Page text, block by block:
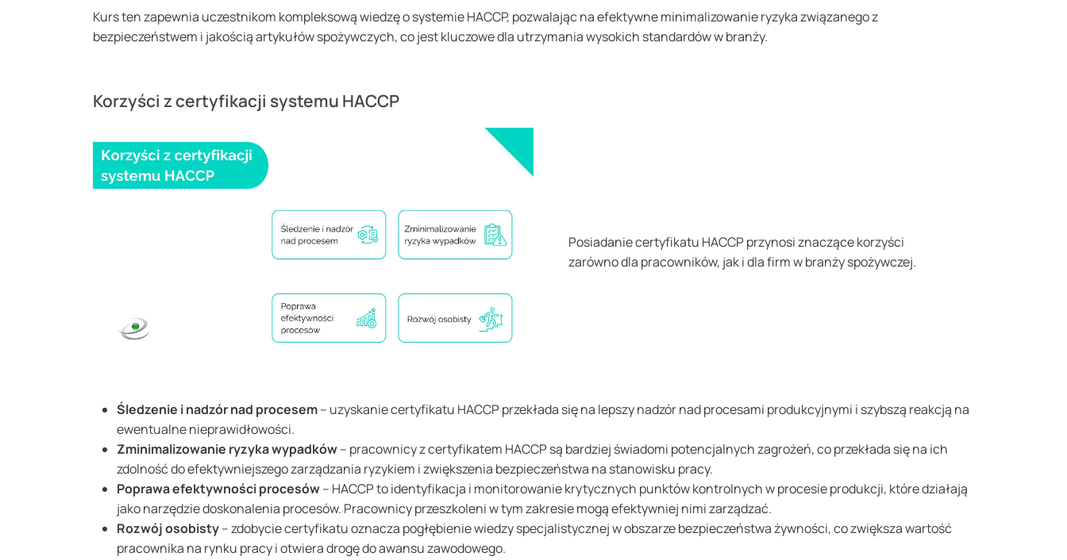
Kurs ten zapewnia uczestnikom kompleksową wiedzę o systemie HACCP, pozwalając na efektywne minimalizowanie ryzyka związanego z
bezpieczeństwem i jakością artykułów spożywczych, co jest kluczowe dla utrzymania wysokich standardów w branży.
Korzyści z certyfikacji systemu HACCP
Posiadanie certyfikatu HACCP przynosi znaczące korzyści
zarówno dla pracowników, jak i dla firm w branży spożywczej.
Śledzenie i nadzór nad procesem– uzyskanie certyfikatu HACCP przekłada się na lepszy nadzór nad procesami produkcyjnymi i szybszą reakcją na
ewentualne nieprawidłowości.
Zminimalizowanie ryzyka wypadków– pracownicy z certyfikatem HACCP są bardziej świadomi potencjalnych zagrożeń, co przekłada się na ich
zdolność do efektywniejszego zarządzania ryzykiem i zwiększenia bezpieczeństwa na stanowisku pracy.
Poprawa efektywności procesów– HACCP to identyfikacja i monitorowanie krytycznych punktów kontrolnych w procesie produkcji, które działają
jako narzędzie doskonalenia procesów. Pracownicy przeszkoleni w tym zakresie mogą efektywniej nimi zarządzać.
Rozwój osobisty– zdobycie certyfikatu oznacza pogłębienie wiedzy specjalistycznej w obszarze bezpieczeństwa żywności, co zwiększa wartość
pracownika na rynku pracy i otwiera drogę do awansu zawodowego.